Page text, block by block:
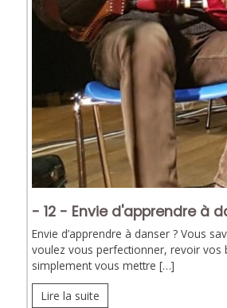
- 12 - Envie d'apprendre à
Envie d’apprendre à danser ? Vous
voulez vous perfectionner, revoir vos
simplement vous mettre […]
Lire la suite